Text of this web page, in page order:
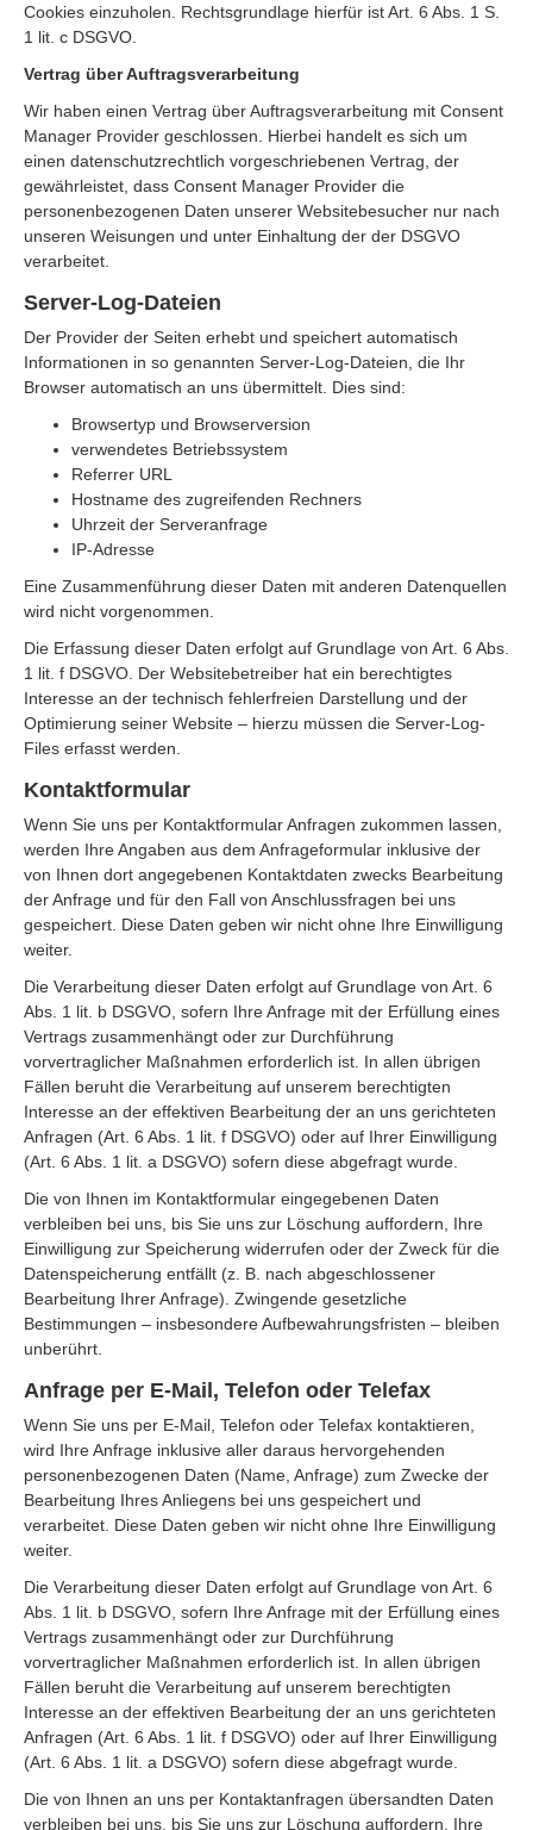
Cookies einzuholen. Rechtsgrundlage hierfür ist Art. 6 Abs. 1 S.
1 lit. c DSGVO.
Vertrag über Auftragsverarbeitung
Wir haben einen Vertrag über Auftragsverarbeitung mit Consent
Manager Provider geschlossen. Hierbei handelt es sich um
einen datenschutzrechtlich vorgeschriebenen Vertrag, der
gewährleistet, dass Consent Manager Provider die
personenbezogenen Daten unserer Websitebesucher nur nach
unseren Weisungen und unter Einhaltung der der DSGVO
verarbeitet.
Server-Log-Dateien
Der Provider der Seiten erhebt und speichert automatisch
Informationen in so genannten Server-Log-Dateien, die Ihr
Browser automatisch an uns übermittelt. Dies sind:
Browsertyp und Browserversion
verwendetes Betriebssystem
Referrer URL
Hostname des zugreifenden Rechners
Uhrzeit der Serveranfrage
IP-Adresse
Eine Zusammenführung dieser Daten mit anderen Datenquellen
wird nicht vorgenommen.
Die Erfassung dieser Daten erfolgt auf Grundlage von Art. 6 Abs.
1 lit. f DSGVO. Der Websitebetreiber hat ein berechtigtes
Interesse an der technisch fehlerfreien Darstellung und der
Optimierung seiner Website – hierzu müssen die Server-Log-
Files erfasst werden.
Kontaktformular
Wenn Sie uns per Kontaktformular Anfragen zukommen lassen,
werden Ihre Angaben aus dem Anfrageformular inklusive der
von Ihnen dort angegebenen Kontaktdaten zwecks Bearbeitung
der Anfrage und für den Fall von Anschlussfragen bei uns
gespeichert. Diese Daten geben wir nicht ohne Ihre Einwilligung
weiter.
Die Verarbeitung dieser Daten erfolgt auf Grundlage von Art. 6
Abs. 1 lit. b DSGVO, sofern Ihre Anfrage mit der Erfüllung eines
Vertrags zusammenhängt oder zur Durchführung
vorvertraglicher Maßnahmen erforderlich ist. In allen übrigen
Fällen beruht die Verarbeitung auf unserem berechtigten
Interesse an der effektiven Bearbeitung der an uns gerichteten
Anfragen (Art. 6 Abs. 1 lit. f DSGVO) oder auf Ihrer Einwilligung
(Art. 6 Abs. 1 lit. a DSGVO) sofern diese abgefragt wurde.
Die von Ihnen im Kontaktformular eingegebenen Daten
verbleiben bei uns, bis Sie uns zur Löschung auffordern, Ihre
Einwilligung zur Speicherung widerrufen oder der Zweck für die
Datenspeicherung entfällt (z. B. nach abgeschlossener
Bearbeitung Ihrer Anfrage). Zwingende gesetzliche
Bestimmungen – insbesondere Aufbewahrungsfristen – bleiben
unberührt.
Anfrage per E-Mail, Telefon oder Telefax
Wenn Sie uns per E-Mail, Telefon oder Telefax kontaktieren,
wird Ihre Anfrage inklusive aller daraus hervorgehenden
personenbezogenen Daten (Name, Anfrage) zum Zwecke der
Bearbeitung Ihres Anliegens bei uns gespeichert und
verarbeitet. Diese Daten geben wir nicht ohne Ihre Einwilligung
weiter.
Die Verarbeitung dieser Daten erfolgt auf Grundlage von Art. 6
Abs. 1 lit. b DSGVO, sofern Ihre Anfrage mit der Erfüllung eines
Vertrags zusammenhängt oder zur Durchführung
vorvertraglicher Maßnahmen erforderlich ist. In allen übrigen
Fällen beruht die Verarbeitung auf unserem berechtigten
Interesse an der effektiven Bearbeitung der an uns gerichteten
Anfragen (Art. 6 Abs. 1 lit. f DSGVO) oder auf Ihrer Einwilligung
(Art. 6 Abs. 1 lit. a DSGVO) sofern diese abgefragt wurde.
Die von Ihnen an uns per Kontaktanfragen übersandten Daten
verbleiben bei uns, bis Sie uns zur Löschung auffordern, Ihre